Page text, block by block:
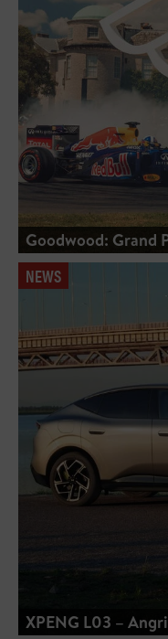
Goodwood: Grand
NEWS
XPENG L03 –